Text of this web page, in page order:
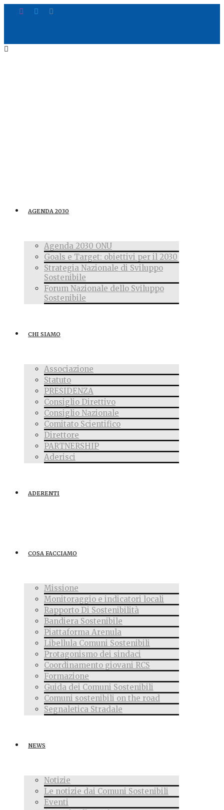
AGENDA 2030
Agenda 2030 ONU
Goals e Target: obiettivi per il 2030
Strategia Nazionale di Sviluppo
Sostenibile
Forum Nazionale dello Sviluppo
Sostenibile
CHI SIAMO
Associazione
Statuto
PRESIDENZA
Consiglio Direttivo
Consiglio Nazionale
Comitato Scientifico
Direttore
PARTNERSHIP
Aderisci
ADERENTI
COSA FACCIAMO
Missione
Monitoraggio e indicatori locali
Rapporto Di Sostenibilità
Bandiera Sostenibile
Piattaforma Arenula
Libellula Comuni Sostenibili
Protagonismo dei sindaci
Coordinamento giovani RCS
Formazione
Guida dei Comuni Sostenibili
Comuni sostenibili on the road
Segnaletica Stradale
NEWS
Notizie
Le notizie dai Comuni Sostenibili
Eventi